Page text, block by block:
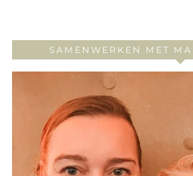
SAMENWERKEN MET